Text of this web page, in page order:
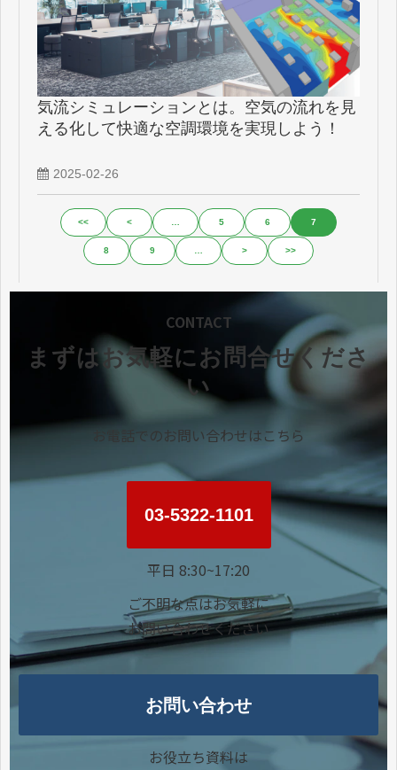
気流シミュレーションとは。空気の流れを見
える化して快適な空調環境を実現しよう！
2025-02-26
<< < 5 6 7
8 9 > >>
CONTACT
まずはお気軽にお問合せくださ
い
お電話でのお問い合わせはこちら
03-5322-1101
平日 8:30~17:20
ご不明な点はお気軽に
お問い合わせください
お問い合わせ
お役立ち資料は